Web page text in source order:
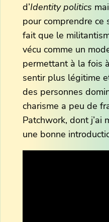
d’Identity politics
pour comprendre ce
fait que le
vécu comme un
permettant à la fois
sentir plus légitime
des personnes
charisme a peu de
Patchwork, dont j’ai
une bonne